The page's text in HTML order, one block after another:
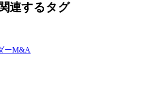
連するタグ
ーM&A